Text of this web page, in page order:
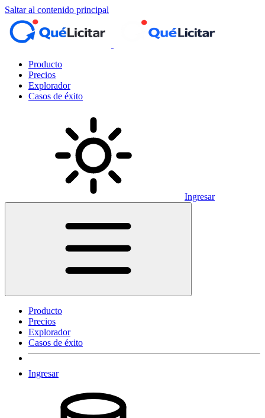
Saltar al contenido principal
Producto
Precios
Explorador
Casos de éxito
Ingresar
Producto
Precios
Explorador
Casos de éxito
Ingresar